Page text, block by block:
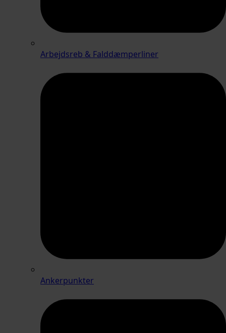
Arbejdsreb & Falddæmperliner
Ankerpunkter